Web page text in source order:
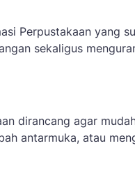
Perpustakaan yang
sekaligus
dirancang agar
antarmuka, atau